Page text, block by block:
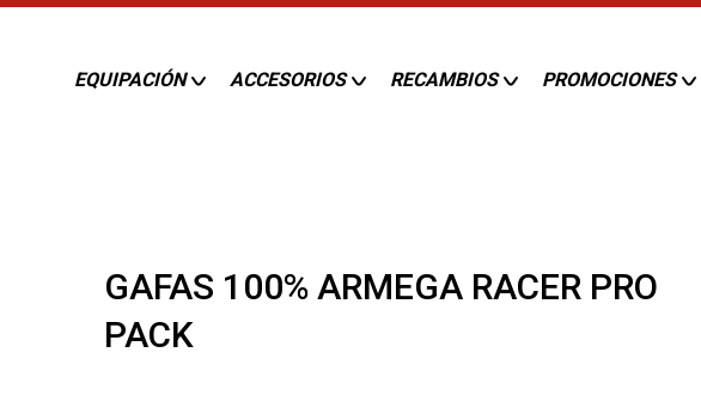
EQUIPACIÓN ACCESORIOS RECAMBIOS PROMOCIONES
GAFAS 100% ARMEGA RACER PRO
PACK